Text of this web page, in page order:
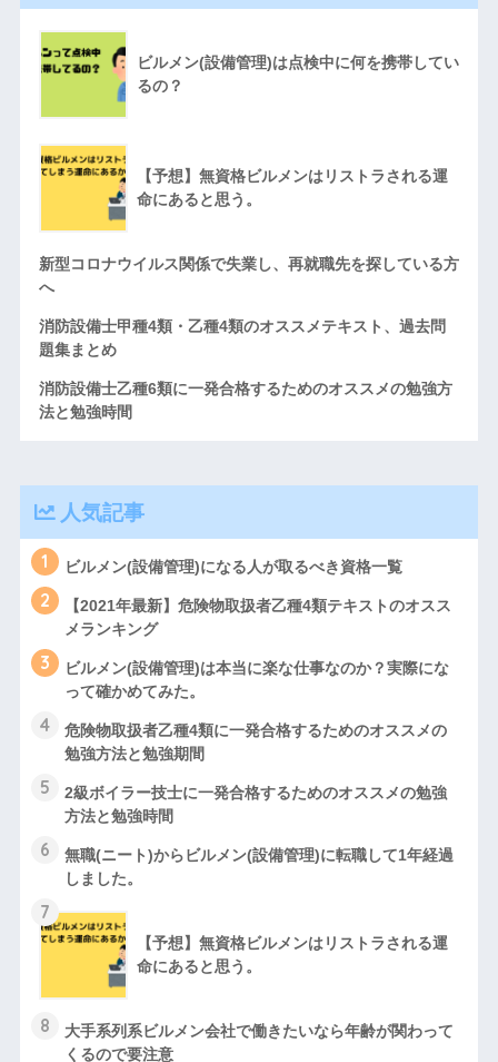
ビルメン(設備管理)は点検中に何を携帯してい
るの？
【予想】無資格ビルメンはリストラされる運
命にあると思う。
新型コロナウイルス関係で失業し、再就職先を探している方
へ
消防設備士甲種4類・乙種4類のオススメテキスト、過去問
題集まとめ
消防設備士乙種6類に一発合格するためのオススメの勉強方
法と勉強時間
人気記事
1 ビルメン(設備管理)になる人が取るべき資格一覧
2
【2021年最新】危険物取扱者乙種4類テキストのオスス
メランキング
3
ビルメン(設備管理)は本当に楽な仕事なのか？実際にな
って確かめてみた。
4
危険物取扱者乙種4類に一発合格するためのオススメの
勉強方法と勉強期間
5
2級ボイラー技士に一発合格するためのオススメの勉強
方法と勉強時間
6
無職(ニート)からビルメン(設備管理)に転職して1年経過
しました。
7
【予想】無資格ビルメンはリストラされる運
命にあると思う。
8
大手系列系ビルメン会社で働きたいなら年齢が関わって
くるので要注意